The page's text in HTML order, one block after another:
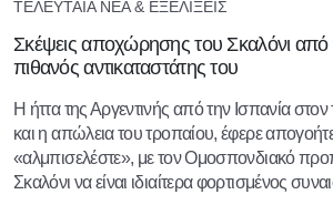
ΤΕΛΕΥΤΑΊΑ ΝΈΑ & ΕΞΕΛΊΞΕΙΣ
Σκέψεις αποχώρησης του Σκαλόνι από
πιθανός αντικαταστάτης του
Η ήττα της Αργεντινής από την Ισπανία στον
και η απώλεια του τροπαίου, έφερε
«αλμπισελέστε», με τον Ομοσπονδιακό
Σκαλόνι να είναι ιδιαίτερα φορτισμένος